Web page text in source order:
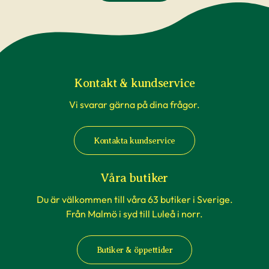
påverkade av temperaturförändringar under
transport är inte underlag för reklamation. Om
du beställer till en av våra butiker, sköts detta av
rådande väderförhållanden.
När du köper häckväxter - före
plantering
Att förbereda grävningen är att rekommendera,
men tänk på att inte boka markanläggare,
hyrsläp eller andra tjänster kopplat till själva
planteringen innan du vet säkert att
häckplantorna är på plats hemma. Våra
leveranstider kan komma att ändras när du
exempelvis förbokat häckplantor långt i förväg.
Kontakt & kundservice
Vi svarar gärna på dina frågor.
Kontakta kundservice
Våra butiker
Du är välkommen till våra 63 butiker i Sverige.
Från Malmö i syd till Luleå i norr.
Butiker & öppettider